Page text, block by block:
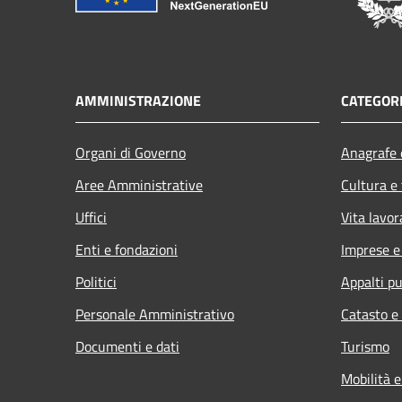
AMMINISTRAZIONE
Organi di Governo
Aree Amministrative
Uffici
Enti e fondazioni
Politici
Personale Amministrativo
Documenti e dati
Cultura
Vita
Imprese
Appalti
Catasto
Turismo
Mobilità